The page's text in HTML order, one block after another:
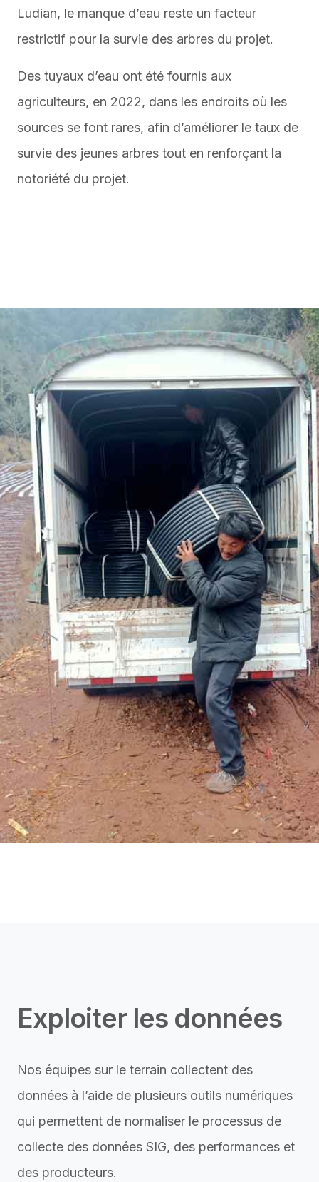
Ludian, le manque d’eau reste un facteur
restrictif pour la survie des arbres du projet.
Des tuyaux d’eau ont été fournis aux
agriculteurs, en 2022, dans les endroits où les
sources se font rares, afin d’améliorer le taux de
survie des jeunes arbres tout en renforçant la
notoriété du projet.
Exploiter les données
Nos équipes sur le terrain collectent des
données à l’aide de plusieurs outils numériques
qui permettent de normaliser le processus de
collecte des données SIG, des performances et
des producteurs.